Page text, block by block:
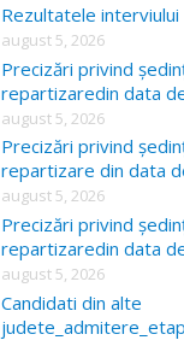
c
h
f
o
r
:
Rezultatele interviului
august 5, 2026
Precizări privind
repartizaredin data
august 5, 2026
Precizări privind
repartizare din data
august 5, 2026
Precizări privind
repartizaredin data
august 5, 2026
Candidati din alte